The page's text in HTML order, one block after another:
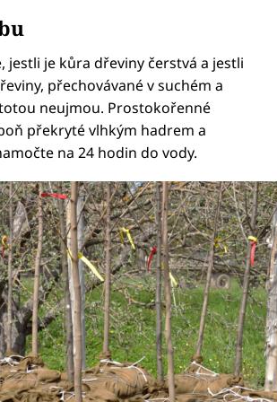
je kůra dřeviny čerstvá a jestli
přechovávané v suchém a
neujmou. Prostokořenné
překryté vlhkým hadrem a
na 24 hodin do vody.